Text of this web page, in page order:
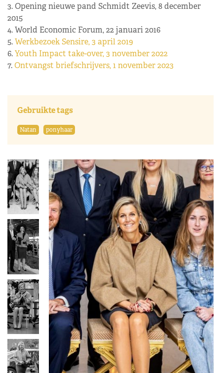
3. Opening nieuwe pand Schmidt Zeevis, 8 december
2015
4. World Economic Forum, 22 januari 2016
5.Werkbezoek Sensire, 3 april 2019
6.Youth Impact take-over, 3 november 2022
7.Ontvangst briefschrijvers, 1 november 2023
Gebruikte tags
Natan ponyhaar